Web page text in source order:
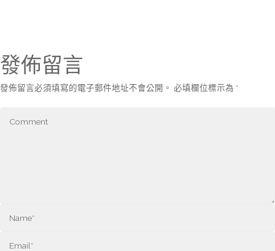
發佈留言
發佈留言必須填寫的電子郵件地址不會公開。 必填欄位標示為 *